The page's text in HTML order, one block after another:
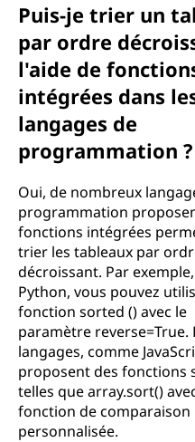
Puis-je trier un
par ordre
l'aide de
intégrées dans
langages de
programmation ?
Oui, de nombreux
programmation
fonctions intégrées
trier les tableaux par
décroissant. Par
Python, vous pouvez
fonction sorted () avec le
paramètre reverse=True.
langages, comme
proposent des fonctions
telles que array.sort()
fonction de comparaison
personnalisée.